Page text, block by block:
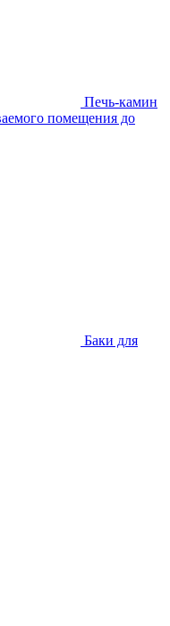
Печь-камин
помещения до
Баки для